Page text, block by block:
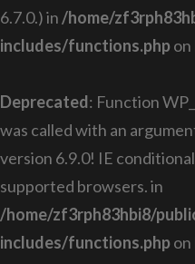
6.7.0.) in /home/
includes/functions.phpon
Deprecated: Function
was called with an
version 6.9.0! IE
supported browsers. in
/home/zf3rph83hbi8/
includes/functions.phpon